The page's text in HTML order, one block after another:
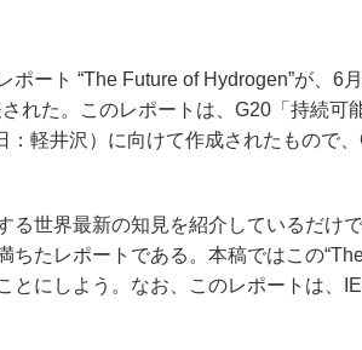
ート “The Future of Hydrogen”が、6
れた。
このレポートは、G20「持続可
軽井沢）に向けて作成されたもので
世界最新の知見を紹介しているだけ
たレポートである。本稿ではこの
とにしよう。なお、このレポートは、